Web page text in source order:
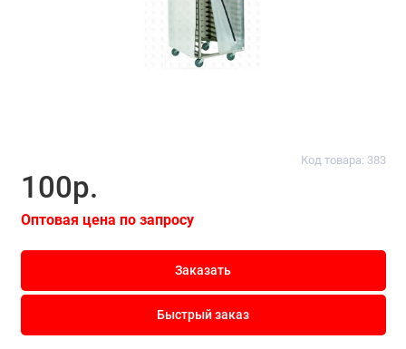
Код товара: 383
100р.
Оптовая цена по запросу
Заказать
Быстрый заказ